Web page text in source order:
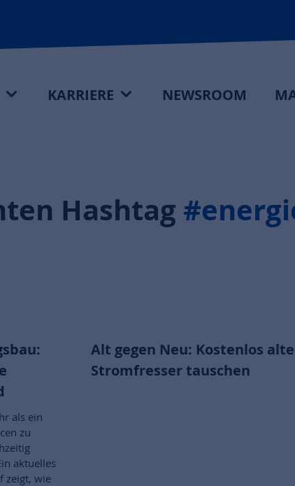
KARRIERE NEWSROOM
Hashtag
als ein
zu
aktuelles
zeigt, wie
Alt gegen Neu: Kostenlos alte
Stromfresser tauschen